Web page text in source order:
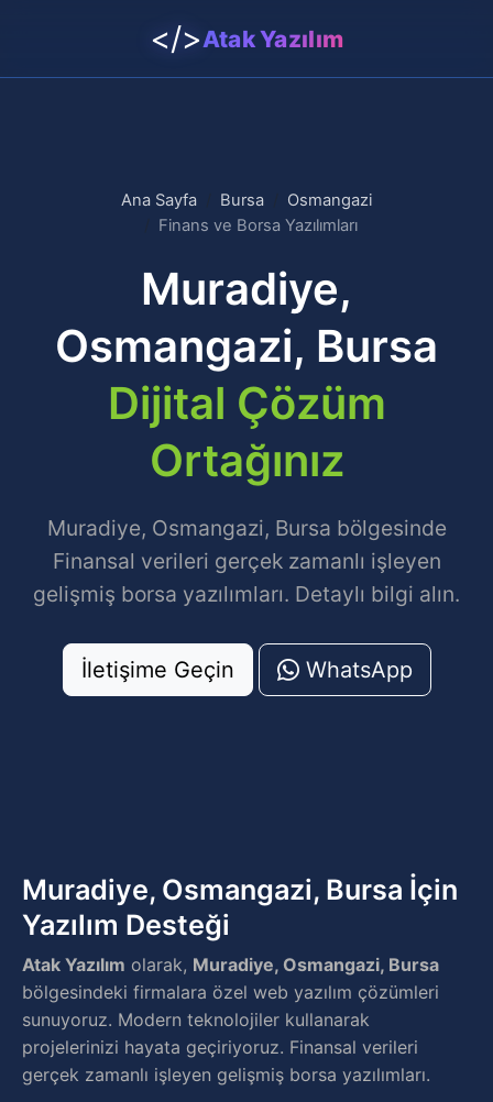
</>Atak Yazılım
Ana Sayfa Bursa
Osmangazi
Finans ve Borsa Yazılımları
Muradiye,
Osmangazi, Bursa
Dijital Çözüm
Ortağınız
Muradiye, Osmangazi, Bursa bölgesinde
Finansal verileri gerçek zamanlı işleyen
gelişmiş borsa yazılımları. Detaylı bilgi alın.
İletişime Geçin WhatsApp
Muradiye, Osmangazi, Bursa İçin
Yazılım Desteği
Atak Yazılım olarak, Muradiye, Osmangazi, Bursa
bölgesindeki firmalara özel web yazılım çözümleri
sunuyoruz. Modern teknolojiler kullanarak
projelerinizi hayata geçiriyoruz. Finansal verileri
gerçek zamanlı işleyen gelişmiş borsa yazılımları.